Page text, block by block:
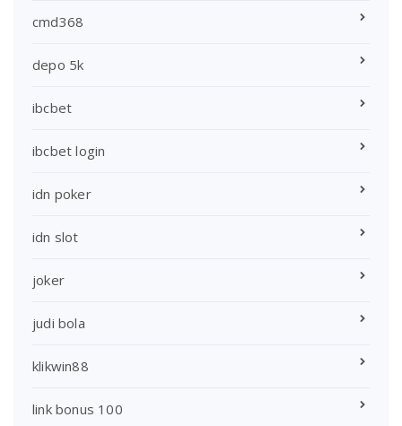
cmd368
depo 5k
ibcbet
ibcbet login
idn poker
idn slot
joker
judi bola
klikwin88
link bonus 100